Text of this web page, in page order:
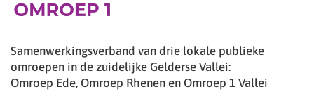
Samenwerkingsverband van drie lokale publieke
omroepen in de zuidelijke Gelderse Vallei:
Omroep Ede, Omroep Rhenen en Omroep 1 Vallei